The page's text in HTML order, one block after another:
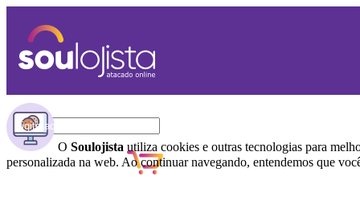
O Soulojista utiliza cookies e outras tecnologias para
personalizada na web. Ao continuar navegando, entendemos que